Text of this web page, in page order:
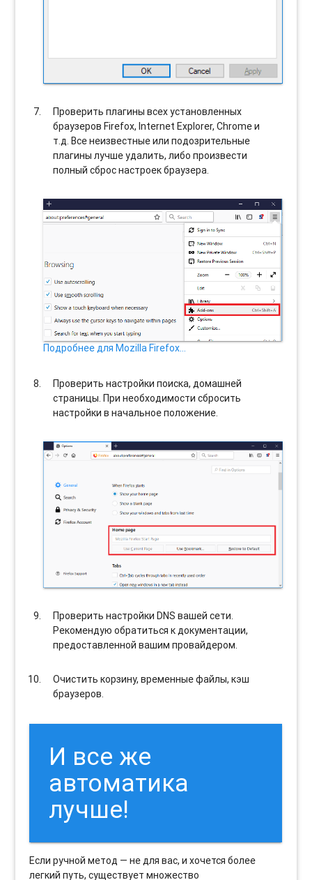
Проверить плагины всех установленных
браузеров Firefox, Internet Explorer, Chrome и
т.д. Все неизвестные или подозрительные
плагины лучше удалить, либо произвести
полный сброс настроек браузера.
Подробнее для Mozilla Firefox…
Проверить настройки поиска, домашней
страницы. При необходимости сбросить
настройки в начальное положение.
Проверить настройки DNS вашей сети.
Рекомендую обратиться к документации,
предоставленной вашим провайдером.
Очистить корзину, временные файлы, кэш
браузеров.
И все же
автоматика
лучше!
Если ручной метод — не для вас, и хочется более
легкий путь, существует множество